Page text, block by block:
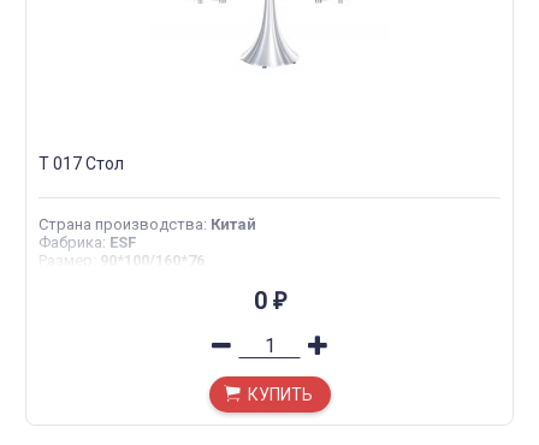
T 017 Стол
Страна производства: Китай
Фабрика: ESF
Размер : 90*100/160*76
0 ₽
КУПИТЬ